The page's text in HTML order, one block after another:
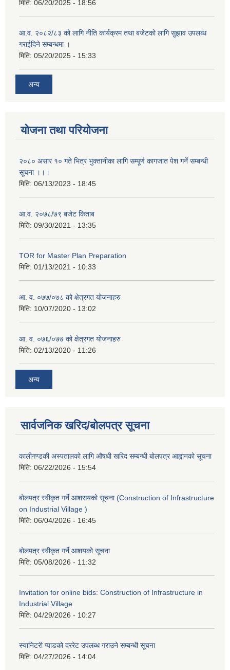
मिति: 06/20/2025 - 18:56
आ.व. २०८२/८३ को लागि नीति कार्यक्रम तथा बजेटको लागि सुझाव उपलब्ध
गराईदिने सम्बन्धमा ।
मिति: 05/20/2025 - 15:33
अन्य
योजना तथा परियोजना
२०८० असार १० गते भित्र भुक्तानीका लागि सम्पूर्ण कागजात पेश गर्ने सम्बन्धी
सूचना ।।।
मिति: 06/13/2023 - 18:45
आ.व. २०७८/७९ बजेट किताब
मिति: 09/30/2021 - 13:35
TOR for Master Plan Preparation
मिति: 01/13/2021 - 10:33
आ. व. ०७७/०७८ को क्षेत्रगत योजनाहरु
मिति: 10/07/2020 - 13:02
आ. व. ०७६/०७७ को क्षेत्रगत योजनाहरु
मिति: 02/13/2020 - 11:26
अन्य
सार्वजनिक खरिद/बोलपत्र सूचना
कालीगण्डकी अस्पतालको लागि औषधी खरिद सम्बन्धी बोलपत्र आह्वानको सूचना
मिति: 06/22/2026 - 15:54
बोलपत्र स्वीकृत गर्ने आशसयको सूचना (Construction of Infrastructure
on Industrial Village )
मिति: 06/04/2026 - 16:45
बोलपत्र स्वीकृत गर्ने आशयको सूचना
मिति: 05/08/2026 - 11:32
Invitation for online bids: Construction of Infrastructure in
Industrial Village
मिति: 04/29/2026 - 10:27
स्यानिटरी प्याडको दररेट उपलब्ध गराउने सम्बन्धी सूचना
मिति: 04/27/2026 - 14:04